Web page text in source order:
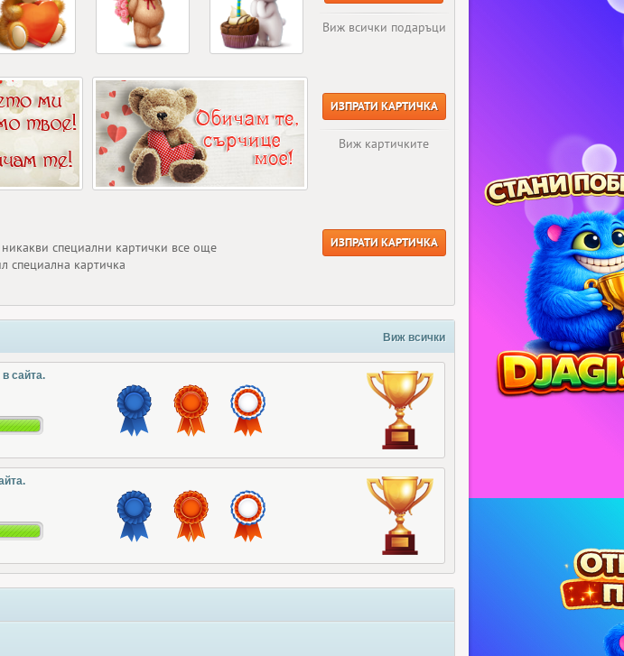
Виж всички подаръци
ИЗПРАТИ КАРТИЧКА
Виж картичките
специални картички все още
специална картичка
ИЗПРАТИ КАРТИЧКА
Виж всички
сайта.